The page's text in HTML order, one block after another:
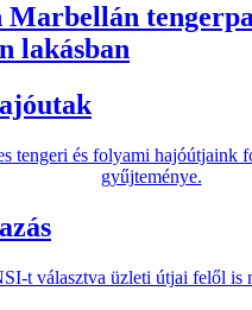
Marbellán
lakásban
tengeri és folyami hajóútjaink
gyűjteménye.
t választva üzleti útjai felől is